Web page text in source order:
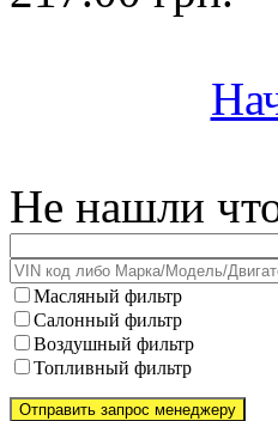
Не нашли
Масляный фильтр
Салонный фильтр
Воздушный фильтр
Топливный фильтр